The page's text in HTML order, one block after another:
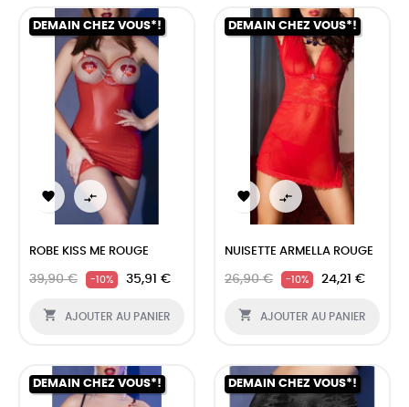
DEMAIN CHEZ VOUS*!
 
ROBE KISS ME ROUGE
39,90 € -10% 35,91 €
 AJOUTER AU PANIER
DEMAIN CHEZ VOUS*!
 
NUISETTE ARMELLA ROUGE
26,90 € -10% 24,21 €
 AJOUTER AU PANIER
DEMAIN CHEZ VOUS*! DEMAIN CHEZ VOUS*!